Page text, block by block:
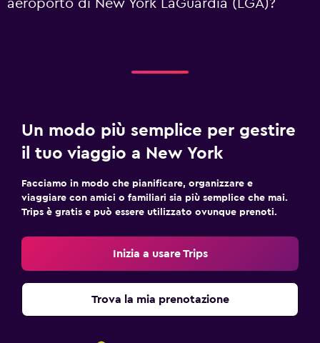
aeroporto di New York LaGuardia (LGA)?
Un modo più semplice per gestire
il tuo viaggio a New York
Facciamo in modo che pianificare, organizzare e
viaggiare con amici o familiari sia più semplice che mai.
Trips è gratis e può essere utilizzato ovunque prenoti.
Inizia a usare Trips
Trova la mia prenotazione